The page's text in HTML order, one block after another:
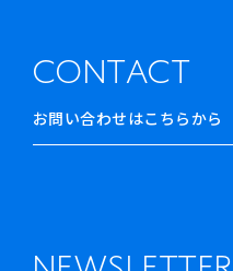
CONTACT
お問い合わせはこちらから